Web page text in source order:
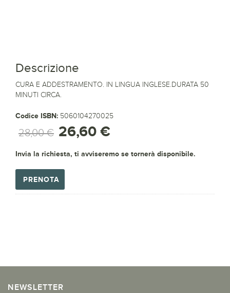
Descrizione
CURA E ADDESTRAMENTO. IN LINGUA INGLESE.DURATA 50
MINUTI CIRCA.
Codice ISBN: 5060104270025
28,00 € 26,60 €
Invia la richiesta, ti avviseremo se tornerà disponibile.
PRENOTA
NEWSLETTER